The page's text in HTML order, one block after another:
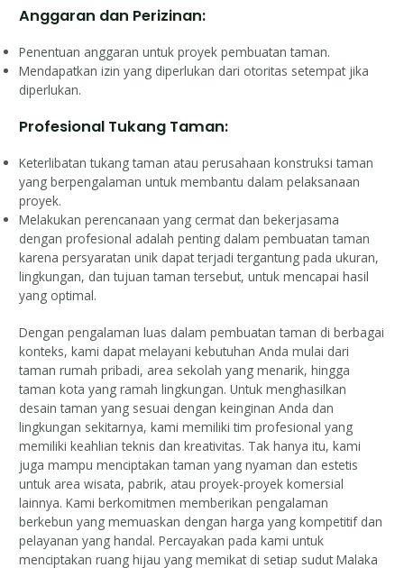
Anggaran dan Perizinan:
Penentuan anggaran untuk proyek pembuatan taman.
Mendapatkan izin yang diperlukan dari otoritas setempat jika
diperlukan.
Profesional Tukang Taman:
Keterlibatan tukang taman atau perusahaan konstruksi taman
yang berpengalaman untuk membantu dalam pelaksanaan
proyek.
Melakukan perencanaan yang cermat dan bekerjasama
dengan profesional adalah penting dalam pembuatan taman
karena persyaratan unik dapat terjadi tergantung pada ukuran,
lingkungan, dan tujuan taman tersebut, untuk mencapai hasil
yang optimal.
Dengan pengalaman luas dalam pembuatan taman di berbagai
konteks, kami dapat melayani kebutuhan Anda mulai dari
taman rumah pribadi, area sekolah yang menarik, hingga
taman kota yang ramah lingkungan. Untuk menghasilkan
desain taman yang sesuai dengan keinginan Anda dan
lingkungan sekitarnya, kami memiliki tim profesional yang
memiliki keahlian teknis dan kreativitas. Tak hanya itu, kami
juga mampu menciptakan taman yang nyaman dan estetis
untuk area wisata, pabrik, atau proyek-proyek komersial
lainnya. Kami berkomitmen memberikan pengalaman
berkebun yang memuaskan dengan harga yang kompetitif dan
pelayanan yang handal. Percayakan pada kami untuk
menciptakan ruang hijau yang memikat di setiap sudut Malaka